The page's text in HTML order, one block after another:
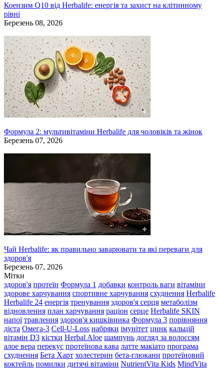
Коензим Q10 від Herbalife: енергія та захист на клітинному
рівні
Березень 08, 2026
Формула 2: мультивітаміни Herbalife для чоловіків та жінок
Березень 07, 2026
Чай Herbalife: як правильно заварювати та які переваги для
здоров'я
Березень 07, 2026
Мітки
здоров'я протеїн Формула 1 добавки контроль ваги вітаміни
здорове харчування спортивне харчування схуднення Herbalife
Herbalife 24 енергія тренування здоров'я серця метаболізм
відновлення план харчування раціон серце Herbalife SKIN
напої травлення здоров'я кишківника Формула 3 порівняння
дієта Омега-3 Cell-U-Loss набряки імунітет цинк кальцій
вітамін D3 кістки Herbal Aloe шампунь догляд за волоссям
алое вера перекус протеїнова кава латте макіато програма
схуднення Бета Харт холестерин бета-глюкани протеїновий
коктейль помилки дитячі вітаміни NutrientVita Kids MindVita